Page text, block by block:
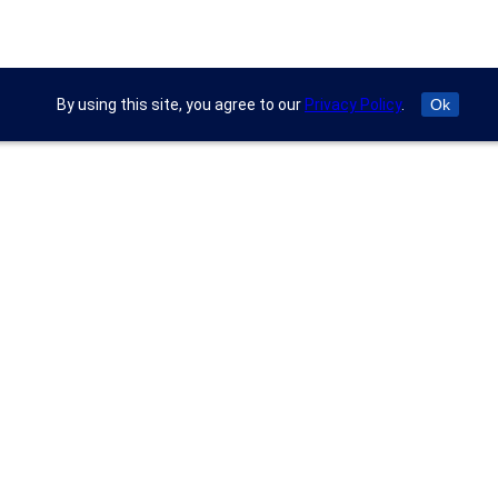
By using this site, you agree to our Privacy Policy. Ok